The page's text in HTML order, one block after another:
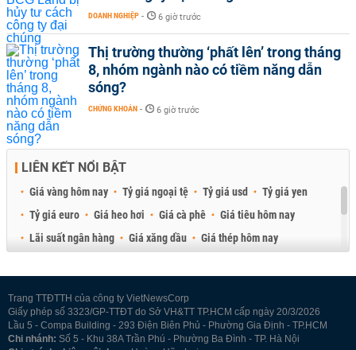
DOANH NGHIỆP - 6 giờ trước
Thị trường thường ‘phất lên’ trong tháng
8, nhóm ngành nào có tiềm năng dẫn
sóng?
CHỨNG KHOÁN - 6 giờ trước
LIÊN KẾT NỔI BẬT
Giá vàng hôm nay Tỷ giá ngoại tệ Tỷ giá usd
Tỷ giá yen
Tỷ giá euro
Giá heo hơi Giá cà phê
Giá tiêu hôm nay
Lãi suất ngân hàng
Giá xăng dầu
Giá thép hôm nay
Trang TTĐTTH của công ty VietNewsCorp
Giấy phép số 3323/GP-TTĐT do Sở VH&TT TP.HCM cấp ngày 20/3/2026
Lầu 5 - Compa Building - 293 Điện Biên Phủ - Phường Gia Định - TP.HCM
Chi nhánh: Số 5 - Khu 38A Trần Phú - Phường Ba Đình - TP. Hà Nội